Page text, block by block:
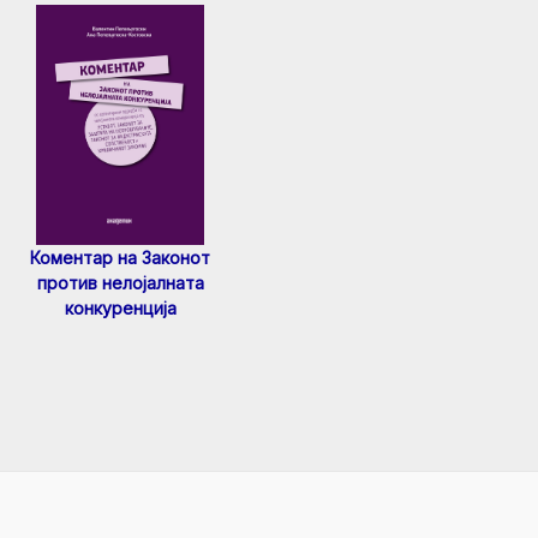
Коментар на Законот
против нелојалната
конкуренција